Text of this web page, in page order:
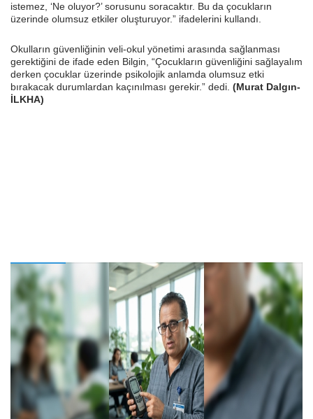
istemez, ‘Ne oluyor?’ sorusunu soracaktır. Bu da çocukların
üzerinde olumsuz etkiler oluşturuyor.” ifadelerini kullandı.
Okulların güvenliğinin veli-okul yönetimi arasında sağlanması
gerektiğini de ifade eden Bilgin, “Çocukların güvenliğini sağlayalım
derken çocuklar üzerinde psikolojik anlamda olumsuz etki
bırakacak durumlardan kaçınılması gerekir.” dedi. (Murat Dalgın-
İLKHA)